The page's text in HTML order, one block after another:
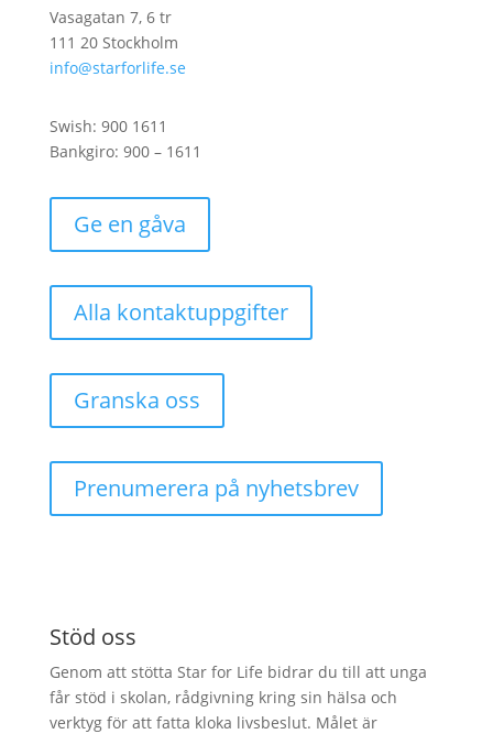
Vasagatan 7, 6 tr
111 20 Stockholm
info@starforlife.se
Swish: 900 1611
Bankgiro: 900 – 1611
Ge en gåva
Alla kontaktuppgifter
Granska oss
Prenumerera på nyhetsbrev
Stöd oss
Genom att stötta Star for Life bidrar du till att unga
får stöd i skolan, rådgivning kring sin hälsa och
verktyg för att fatta kloka livsbeslut. Målet är